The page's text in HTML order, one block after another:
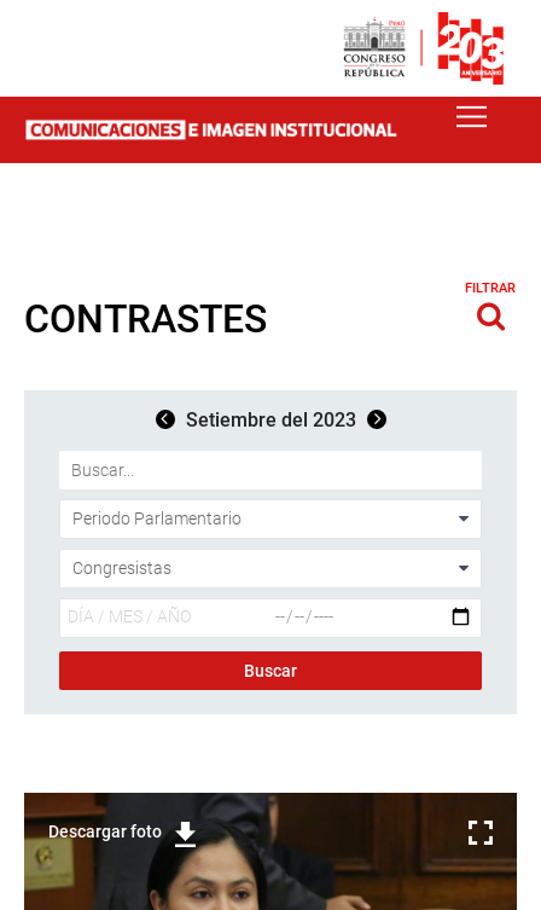
CONTRASTES
FILTRAR
Setiembre del 2023
Descargar foto